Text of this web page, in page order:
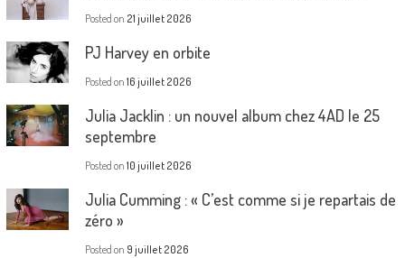
Posted on 21 juillet 2026
PJ Harvey en orbite
Posted on 16 juillet 2026
Julia Jacklin : un nouvel album chez 4AD le 25
septembre
Posted on 10 juillet 2026
Julia Cumming : « C’est comme si je repartais de
zéro »
Posted on 9 juillet 2026